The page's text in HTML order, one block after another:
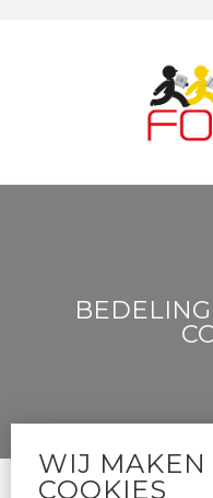
WIJ MAKEN
COOKIES